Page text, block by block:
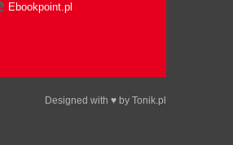
Ebookpoint.pl
Designed with ♥ by Tonik.pl